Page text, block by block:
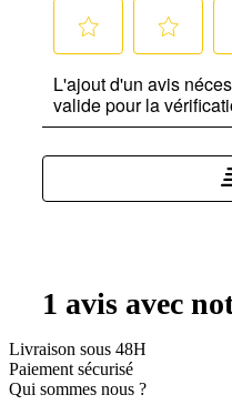
Livraison sous 48H
Paiement sécurisé
Qui sommes nous ?